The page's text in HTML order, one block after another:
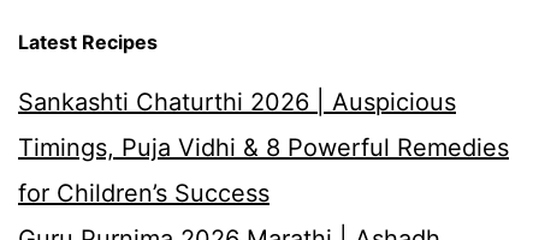
Latest Recipes
Sankashti Chaturthi 2026 | Auspicious
Timings, Puja Vidhi & 8 Powerful Remedies
for Children’s Success